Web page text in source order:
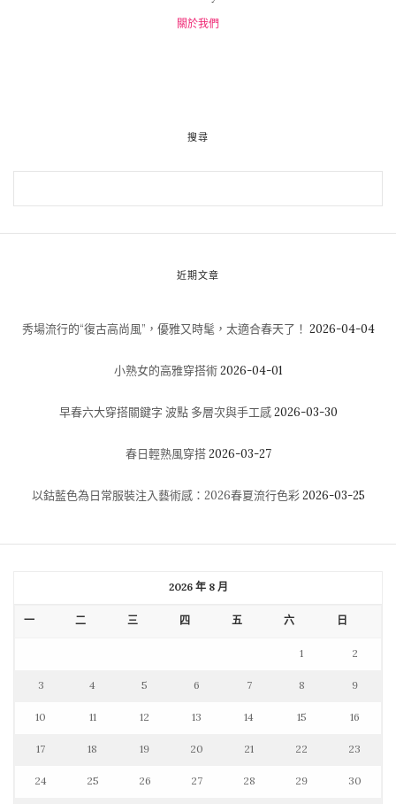
關於我們
搜尋
近期文章
秀場流行的“復古高尚風”，優雅又時髦，太適合春天了！ 2026-04-04
小熟女的高雅穿搭術 2026-04-01
早春六大穿搭關鍵字 波點 多層次與手工感 2026-03-30
春日輕熟風穿搭 2026-03-27
以鈷藍色為日常服裝注入藝術感：2026春夏流行色彩 2026-03-25
2026 年 8 月
一 二 三 四 五 六 日
1 2
3 4 5 6 7 8 9
10 11 12 13 14 15 16
17 18 19 20 21 22 23
24 25 26 27 28 29 30